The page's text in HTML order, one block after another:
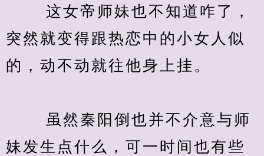
这女帝师妹也不知道咋了，
突然就变得跟热恋中的小女人似
的，动不动就往他身上挂。
虽然秦阳倒也并不介意与师
妹发生点什么，可一时间也有些